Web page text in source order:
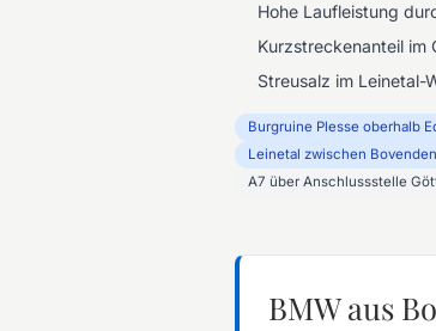
Hohe Laufleistung
Kurzstreckenanteil im
Streusalz im Leinetal-
Burgruine Plesse oberhalb
Leinetal zwischen
A7 über Anschlussstelle
BMW aus